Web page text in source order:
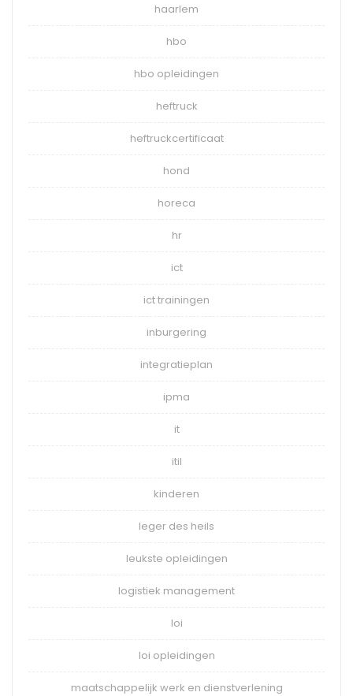
haarlem
hbo
hbo opleidingen
heftruck
heftruckcertificaat
hond
horeca
hr
ict
ict trainingen
inburgering
integratieplan
ipma
it
itil
kinderen
leger des heils
leukste opleidingen
logistiek management
loi
loi opleidingen
maatschappelijk werk en dienstverlening